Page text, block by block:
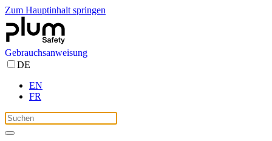
Zum Hauptinhalt springen
Gebrauchsanweisung
DE
EN
FR